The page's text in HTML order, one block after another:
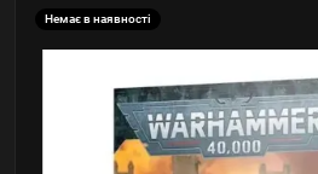
Немає в наявності